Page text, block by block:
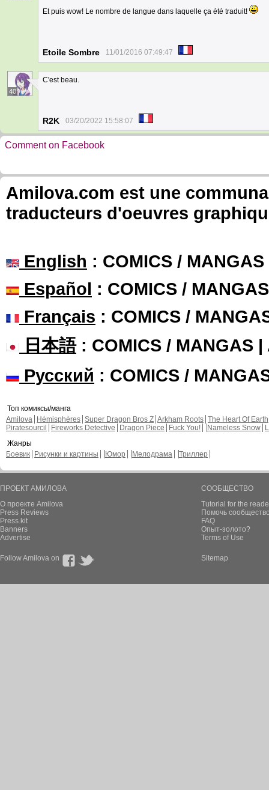
Et puis wow! Le nombre de langue dans laquelle ça été traduit!
Etoile Sombre 11/01/2016 07:49:47
40
C'est beau.
R2K 03/20/2022 15:58:07
Comment on Facebook
Amilova.com est une
traducteurs d'oeuvres
English : COMICS /
Español : COMICS /
Français : COMICS /
日本語: COMICS / MANGAS |
Русский : COMICS /
Топ комиксы/манга
Amilova
Hémisphères Super Dragon Bros Z Arkham Roots The Heart Of Earth
Piratesourcil
Fireworks Detective Dragon Piece Fuck You! Nameless Snow
Жанры
Боевик
Рисунки и картины Юмор Мелодрама Триллер
ПРОЕКТ АМИЛОВА
О проекте Amilova
Press Reviews
Press kit
Banners
Advertise
СООБЩЕСТВО
Tutorial for the
Помочь
FAQ
Опыт-золото?
Terms of Use
Follow Amilova on Sitemap